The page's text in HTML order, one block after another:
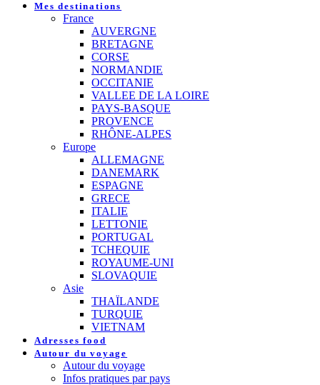
Mes destinations
France
AUVERGNE
BRETAGNE
CORSE
NORMANDIE
OCCITANIE
VALLEE DE LA LOIRE
PAYS-BASQUE
PROVENCE
RHÔNE-ALPES
Europe
ALLEMAGNE
DANEMARK
ESPAGNE
GRECE
ITALIE
LETTONIE
PORTUGAL
TCHEQUIE
ROYAUME-UNI
SLOVAQUIE
Asie
THAÏLANDE
TURQUIE
VIETNAM
Adresses food
Autour du voyage
Autour du voyage
Infos pratiques par pays